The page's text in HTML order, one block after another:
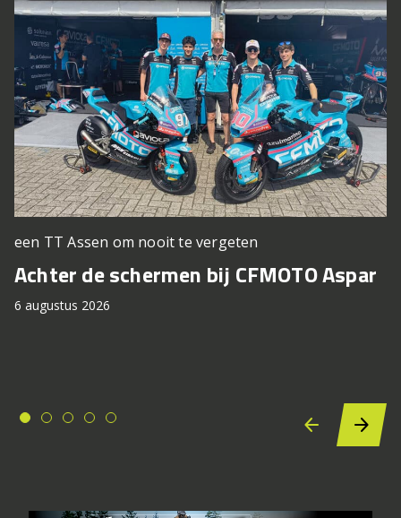
een TT Assen om nooit te vergeten
Achter de schermen bij CFMOTO Aspar
6 augustus 2026